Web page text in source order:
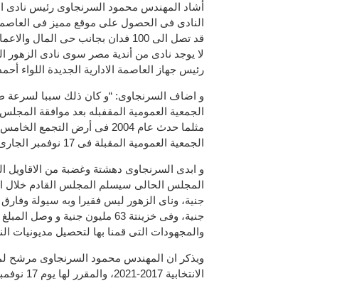
أشاد المهندس محمود السرنجاوى رئيس نادى
قد تصل الى 100 فدان بجانب حى
لا يوجد نادى من أندية مصر سوى نادى
رئيس جهاز العاصمة الادارية الجديدة اللواء
و اضاف السرنجاوى: “و كان ذلك سببا لسرعة
الجمعية العمومية المقفبله بعد موافقة
مثلما حدث عام 2004 فى أرض
الجمعية العمومية المقبلة فى 17 نوفمبر الجارى ولا يوجد أزمة فى الموارد.
و ابدى السرنجاوى دهشتة وغضبة من الاقاويل
والمجهودات التى قمنا بها لتحصيل مديونيات
ويذكر ان المهندس محمود السرنجاوى مرشح
الانتخابية 2017-2021، والمقرر لها يوم 17 نوفمبر الجارى.